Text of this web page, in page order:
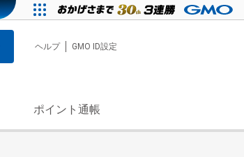
ヘルプ GMO ID設定
ポイント通帳